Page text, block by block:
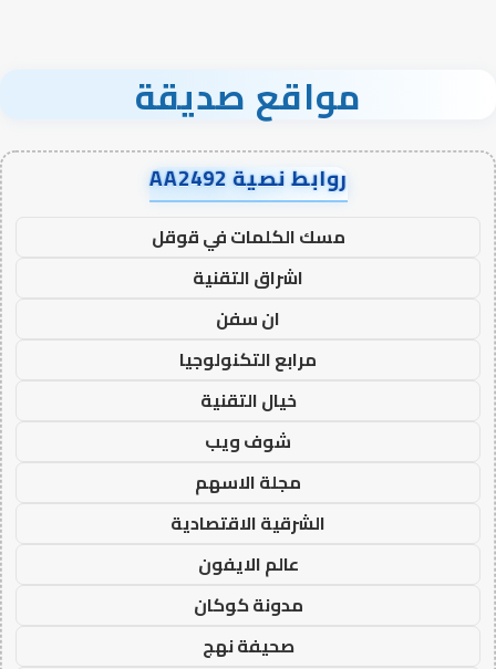
مواقع صديقة
روابط نصية AA2492
مسك الكلمات في قوقل
اشراق التقنية
ان سفن
مرابع التكنولوجيا
خيال التقنية
شوف ويب
مجلة الاسهم
الشرقية الاقتصادية
عالم الايفون
مدونة كوكان
صحيفة نهج